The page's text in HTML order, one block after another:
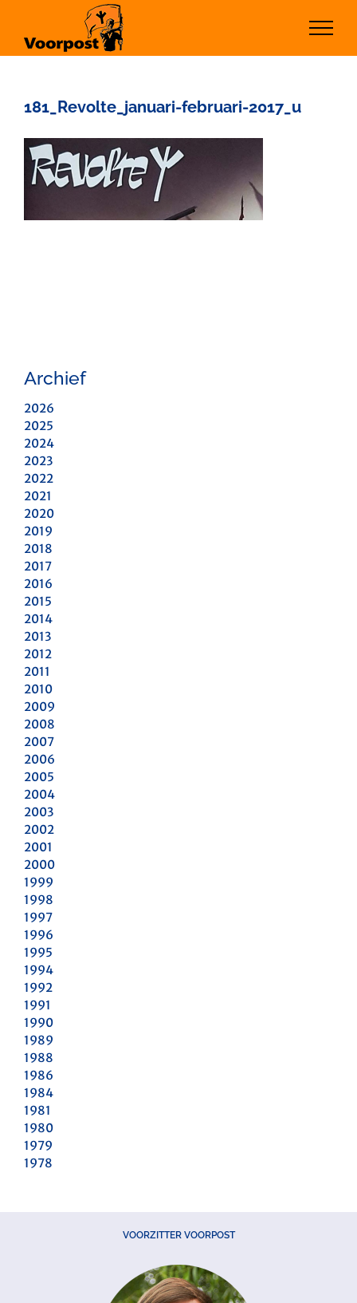
inhoud
181_Revolte_januari-februari-2017_u
Archief
2026
2025
2024
2023
2022
2021
2020
2019
2018
2017
2016
2015
2014
2013
2012
2011
2010
2009
2008
2007
2006
2005
2004
2003
2002
2001
2000
1999
1998
1997
1996
1995
1994
1992
1991
1990
1989
1988
1986
1984
1981
1980
1979
1978
VOORZITTER VOORPOST